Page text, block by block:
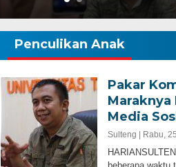
Penculikan Anak
Pakar
Media
Sulteng | Rabu,